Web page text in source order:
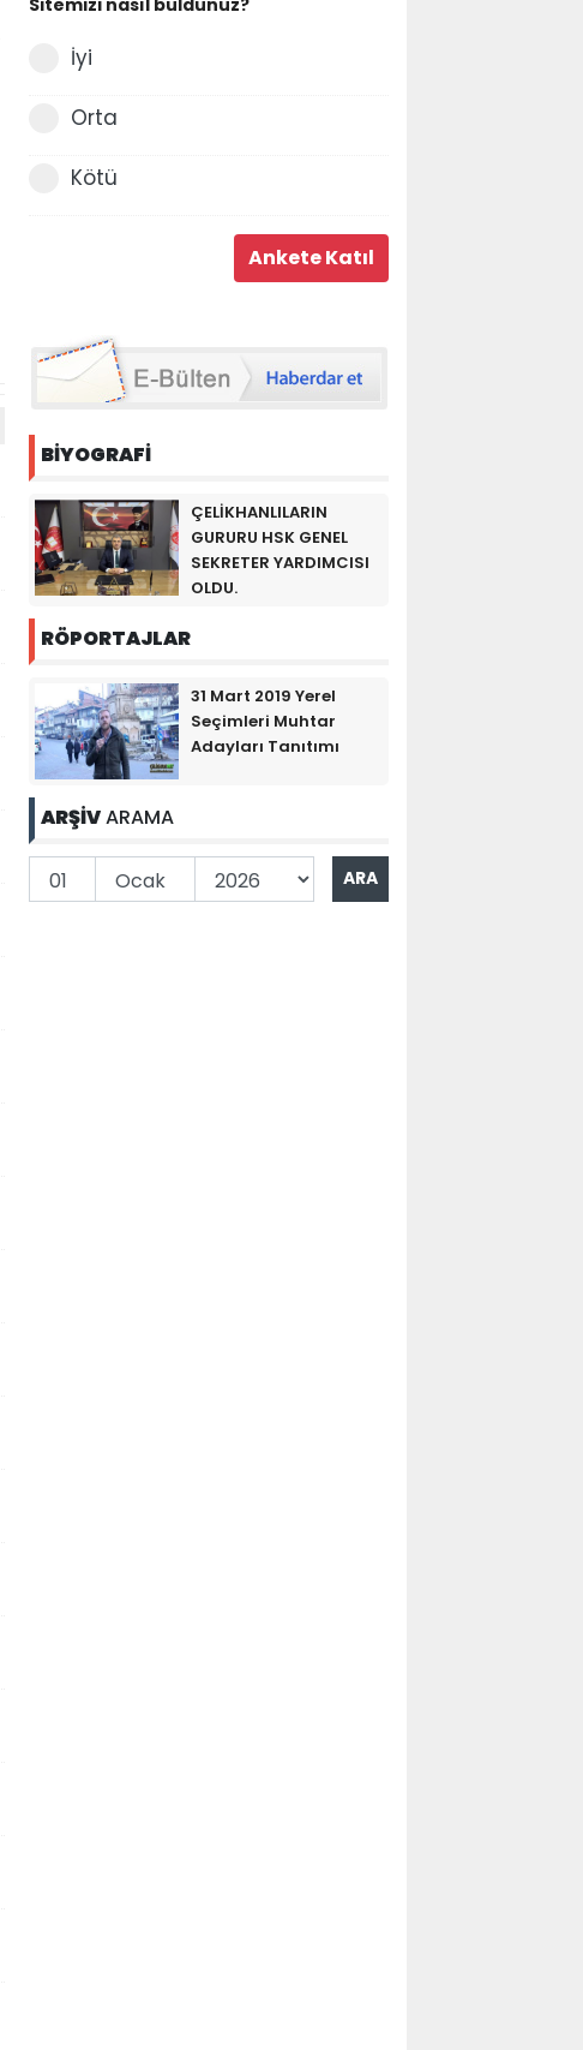
İyi
Orta
Kötü
BİYOGRAFİ
ÇELİKHANLILARIN
GURURU HSK GENEL
SEKRETER YARDIMCISI
OLDU.
RÖPORTAJLAR
31 Mart 2019 Yerel
Seçimleri Muhtar
Adayları Tanıtımı
ARŞİVARAMA